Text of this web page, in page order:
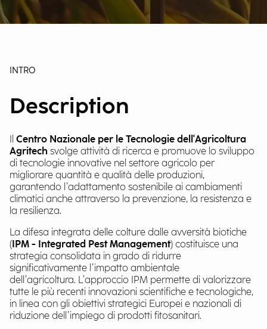
INTRO
Description
Centro Nazionale per le Tecnologie dell'Agricoltura
Agritech svolge attività di ricerca e promuove lo sviluppo
di tecnologie innovative nel settore agricolo per
migliorare quantità e qualità delle produzioni,
garantendo l’adattamento sostenibile ai cambiamenti
climatici anche attraverso la prevenzione, la resistenza e
la resilienza.
La difesa integrata delle colture dalle avversità biotiche
( IPM - Integrated Pest Management) costituisce una
strategia consolidata in grado di ridurre
significativamente l’impatto ambientale
dell’agricoltura. L’approccio IPM permette di valorizzare
tutte le più recenti innovazioni scientifiche e tecnologiche,
in linea con gli obiettivi strategici Europei e nazionali di
riduzione dell’impiego di prodotti fitosanitari.